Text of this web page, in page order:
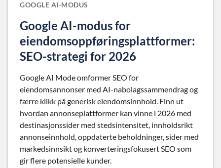
GOOGLE AI-MODUS
Google AI-modus for
eiendomsoppføringsplattformer:
SEO-strategi for 2026
Google AI Mode omformer SEO for
eiendomsannonser med AI-nabolagssammendrag og
færre klikk på generisk eiendomsinnhold. Finn ut
hvordan annonseplattformer kan vinne i 2026 med
destinasjonssider med stedsintensitet, innholdsrikt
annonseinnhold, oppdaterte beholdninger, sider med
markedsinnsikt og konverteringsfokusert SEO som
gir flere potensielle kunder.